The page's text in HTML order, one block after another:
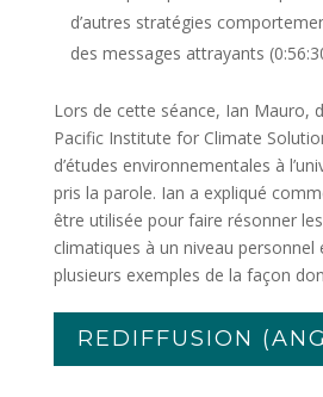
d’autres stratégies
des messages attrayants
Lors de cette séance, Ian Mauro,
Pacific Institute for Climate
d’études environnementales à
pris la parole. Ian a expliqué
être utilisée pour faire résonner
climatiques à un niveau personnel
plusieurs exemples de la façon
REDIFFUSION